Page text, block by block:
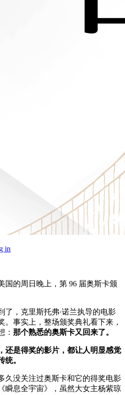
in
国的周日晚上，第 96 届奥斯卡颁
了，克里斯托弗·诺兰执导的电影
。事实上，整场颁奖典礼看下来，
： 那个熟悉的奥斯卡又回来了。
还是得奖的影片，都让人明显感觉
统。
久没关注过奥斯卡和它的得奖电影
瞬息全宇宙》，虽然大女主杨紫琼